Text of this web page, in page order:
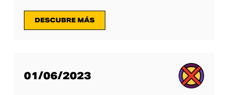
DESCUBRE MÁS
01/06/2023